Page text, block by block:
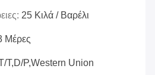
25 Κιλά / Βαρέλι
Μέρες
T,D/P,Western Union